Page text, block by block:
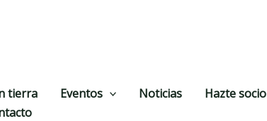
tierra Eventos Noticias
Hazte socio